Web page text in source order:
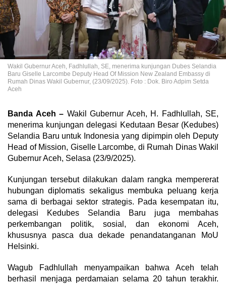
Wakil Gubernur Aceh, Fadhlullah, SE, menerima kunjungan Dubes Selandia
Baru Giselle Larcombe Deputy Head Of Mission New Zealand Embassy di
Rumah Dinas Wakil Gubernur, (23/09/2025). Foto : Dok. Biro Adpim Setda
Aceh
Banda Aceh – Wakil Gubernur Aceh, H. Fadhlullah, SE,
menerima kunjungan delegasi Kedutaan Besar (Kedubes)
Selandia Baru untuk Indonesia yang dipimpin oleh Deputy
Head of Mission, Giselle Larcombe, di Rumah Dinas Wakil
Gubernur Aceh, Selasa (23/9/2025).
Kunjungan tersebut dilakukan dalam rangka mempererat
hubungan diplomatis sekaligus membuka peluang kerja
sama di berbagai sektor strategis. Pada kesempatan itu,
delegasi Kedubes Selandia Baru juga membahas
perkembangan politik, sosial, dan ekonomi Aceh,
khususnya pasca dua dekade penandatanganan MoU
Helsinki.
Wagub Fadhlullah menyampaikan bahwa Aceh telah
berhasil menjaga perdamaian selama 20 tahun terakhir.